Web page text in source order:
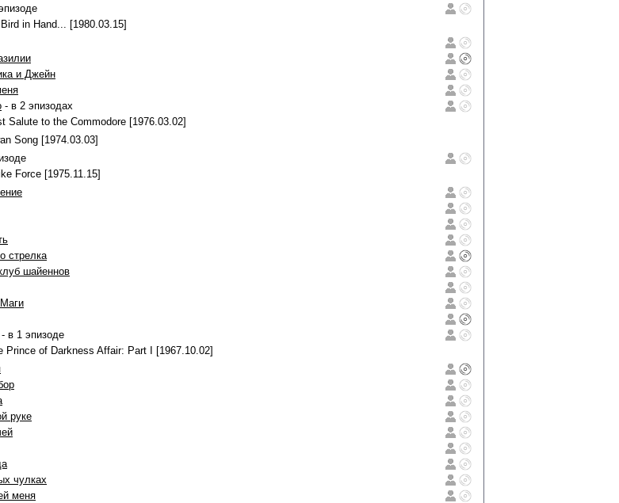
in Hand... [1980.03.15]
и Джейн
- в 2 эпизодах
Salute to the Commodore [1976.03.02]
Song [1974.03.03]
Force [1975.11.15]
стрелка
шайеннов
- в 1 эпизоде
of Darkness Affair: Part I [1967.10.02]
руке
чулках
меня